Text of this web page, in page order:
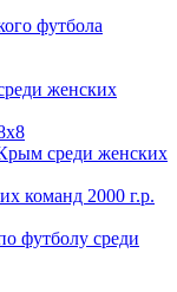
футбола
женских
среди женских
команд 2000 г.р.
футболу среди